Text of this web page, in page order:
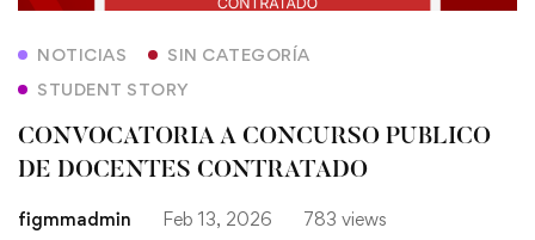
NOTICIAS
SIN CATEGORÍA
STUDENT STORY
CONVOCATORIA A CONCURSO PUBLICO
DE DOCENTES CONTRATADO
figmmadmin Feb 13, 2026
783 views